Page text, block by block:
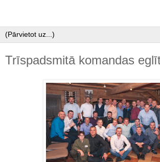
Trīspadsmitā komandas